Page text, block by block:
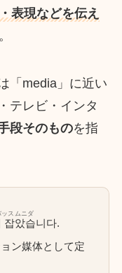
表現などを伝え
「media」に近い
テレビ・インタ
段そのものを指
잡았습니다.
スムニダ
ン媒体として定